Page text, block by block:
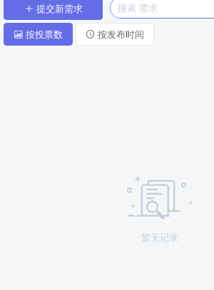
提交新需求
按投票数 按发布时间
暂无记录